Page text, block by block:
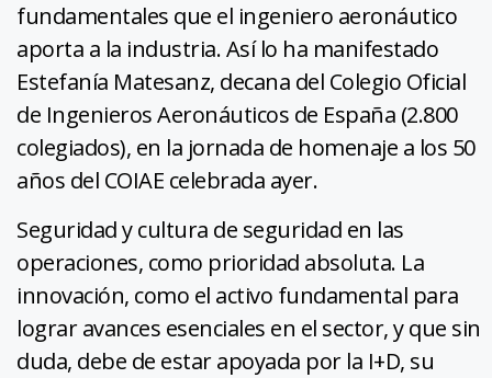
fundamentales que el ingeniero aeronáutico
aporta a la industria. Así lo ha manifestado
Estefanía Matesanz, decana del Colegio Oficial
de Ingenieros Aeronáuticos de España (2.800
colegiados), en la jornada de homenaje a los 50
años del COIAE celebrada ayer.
Seguridad y cultura de seguridad en las
operaciones, como prioridad absoluta. La
innovación, como el activo fundamental para
lograr avances esenciales en el sector, y que sin
duda, debe de estar apoyada por la I+D, su